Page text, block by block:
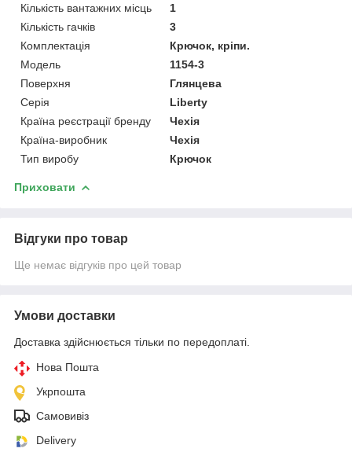
Кількість вантажних місць
1
Кількість гачків
3
Комплектація
Крючок, кріпи.
Мoдель
1154-3
Поверхня
Глянцева
Серія
Liberty
Країна реєстрації бренду
Чехія
Країна-виробник
Чехія
Тип виробу
Крючок
Приховати
Відгуки про товар
Ще немає відгуків про цей товар
Умови доставки
Доставка здійснюється тільки по передоплаті.
Нова Пошта
Укрпошта
Самовивіз
Delivery